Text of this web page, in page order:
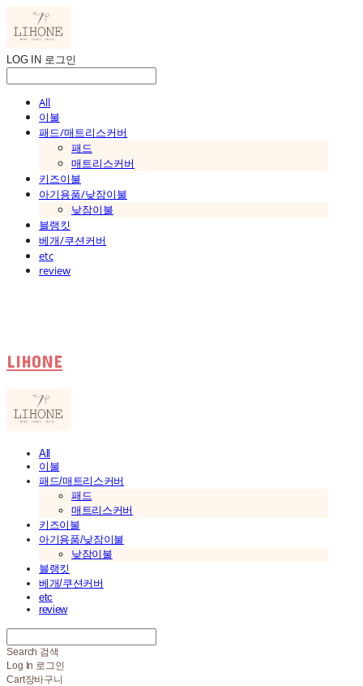
LOG IN 로그인
All
이불
패드/매트리스커버
패드
매트리스커버
키즈이불
아기용품/낮잠이불
낮잠이불
블랭킷
베개/쿠션커버
etc
review
LIHONE
All
이불
패드/매트리스커버
패드
매트리스커버
키즈이불
아기용품/낮잠이불
낮잠이불
블랭킷
베개/쿠션커버
etc
review
Search 검색
Log In 로그인
Cart장바구니